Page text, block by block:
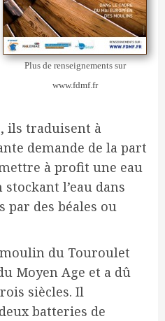
Plus de renseignements sur
www.fdmf.fr
ils traduisent à
demande de la part
à profit une eau
l’eau dans
par des béales ou
du Touroulet
Moyen Age et a dû
siècles. Il
batteries de